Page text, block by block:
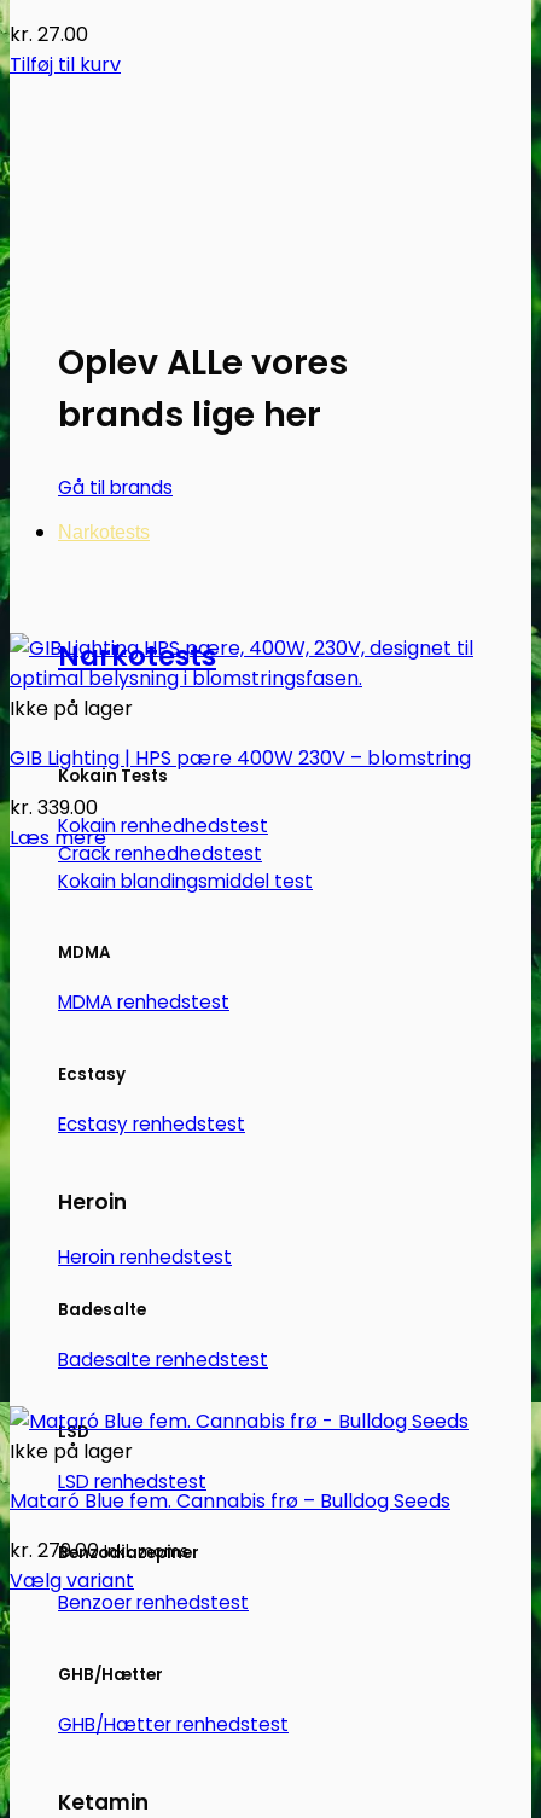
Oplev ALLe vores
brands lige her
Gå til brands
Narkotests
Narkotests
Kokain Tests
Kokain renhedhedstest
Crack renhedhedstest
Kokain blandingsmiddel test
MDMA
MDMA renhedstest
Ecstasy
Ecstasy renhedstest
Heroin
Heroin renhedstest
Badesalte
Badesalte renhedstest
LSD
LSD renhedstest
Benzodiazepiner
Benzoer renhedstest
GHB/Hætter
GHB/Hætter renhedstest
Ketamin
kr. 27.00
Tilføj til kurv
Ikke på lager
GIB Lighting | HPS pære 400W 230V – blomstring
kr. 339.00
Læs mere
Ikke på lager
Mataró Blue fem. Cannabis frø – Bulldog Seeds
kr. 279.00 Inkl. moms
Vælg variant
Dette
vare
flere
varianter.
Mulighederne
kan